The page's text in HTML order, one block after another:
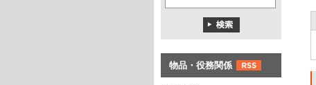
物品・役務関係